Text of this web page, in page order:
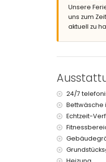
privater
2 Terrassen
Weitere
nächste
nächster
nächster
nächster
nächster
nächster
Unsere
uns zum
aktuell zu
24/7
Bettwäsche
Echtzeit-